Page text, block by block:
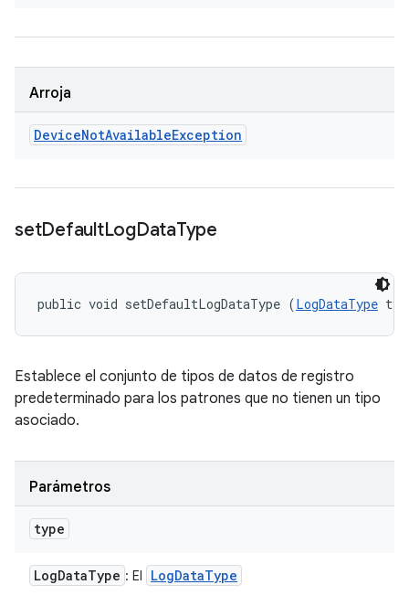
Arroja
DeviceNotAvailableException
setDefaultLogDataType
public void setDefaultLogDataType (LogDataType
Establece el conjunto de tipos de datos de registro
predeterminado para los patrones que no tienen un tipo
asociado.
Parámetros
type
LogDataType : El LogDataType